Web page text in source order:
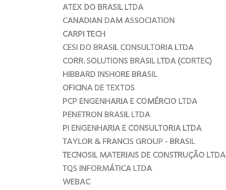
ATEX DO BRASIL LTDA
CANADIAN DAM ASSOCIATION
CARPI TECH
CESI DO BRASIL CONSULTORIA LTDA
CORR. SOLUTIONS BRASIL LTDA (CORTEC)
HIBBARD INSHORE BRASIL
OFICINA DE TEXTOS
PCP ENGENHARIA E COMÉRCIO LTDA
PENETRON BRASIL LTDA
PI ENGENHARIA E CONSULTORIA LTDA
TAYLOR & FRANCIS GROUP - BRASIL
TECNOSIL MATERIAIS DE CONSTRUÇÃO LTDA
TQS INFORMÁTICA LTDA
WEBAC